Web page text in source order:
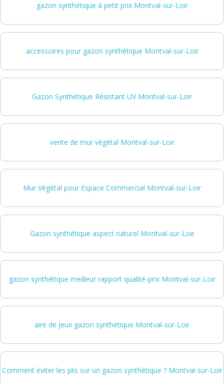
gazon synthétique à petit prix Montval-sur-Loir
accessoires pour gazon synthétique Montval-sur-Loir
Gazon Synthétique Résistant UV Montval-sur-Loir
vente de mur végétal Montval-sur-Loir
Mur Végétal pour Espace Commercial Montval-sur-Loir
Gazon synthétique aspect naturel Montval-sur-Loir
gazon synthétique meilleur rapport qualité-prix Montval-sur-Loir
aire de jeux gazon synthetique Montval-sur-Loir
Comment éviter les plis sur un gazon synthétique ? Montval-sur-Loir